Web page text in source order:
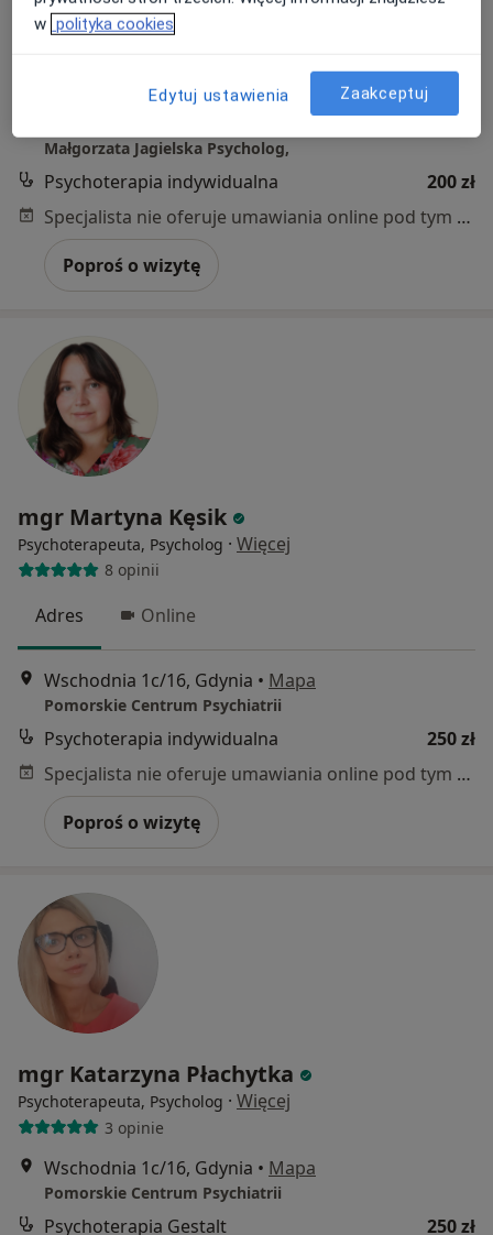
12 opinii
Gryfa Pomorskiego 28/4, Gdynia•Mapa
Małgorzata Jagielska Psycholog,
Psychoterapia indywidualna
200 zł
Specjalista nie oferuje umawiania online pod tym adresem.
Poproś o wizytę
mgr Martyna Kęsik
Psychoterapeuta, Psycholog · Więcej
8 opinii
Adres Online
Wschodnia 1c/16, Gdynia • Mapa
Pomorskie Centrum Psychiatrii
Psychoterapia indywidualna
250 zł
Specjalista nie oferuje umawiania online pod tym adresem.
Poproś o wizytę
mgr Katarzyna Płachytka
Psychoterapeuta, Psycholog · Więcej
3 opinie
Wschodnia 1c/16, Gdynia • Mapa
Pomorskie Centrum Psychiatrii
Psychoterapia Gestalt 250 zł
w polityka cookies
Edytuj ustawienia Zaakceptuj